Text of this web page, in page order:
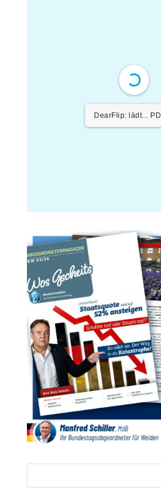
DearFlip: lädt... PDF
74% ...